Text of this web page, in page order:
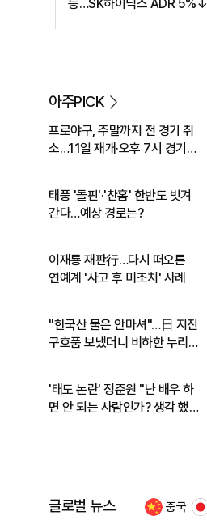
등…SK하이닉스 ADR 5%↓
아주PICK
프로야구, 주말까지 전 경기 취
소…11일 재개·오후 7시 경기
태풍 '돌핀'·'찬홈' 한반도 빗겨
간다…예상 경로는?
이재룡 재판行…다시 떠오른
연예계 '사고 후 미조치' 사례
"한국산 물은 안마셔"…日 지진
구호품 보냈더니 비하한 누리
'태도 논란' 정준원 "난 배우 하
면 안 되는 사람인가? 생각 했
글로벌 뉴스 중국